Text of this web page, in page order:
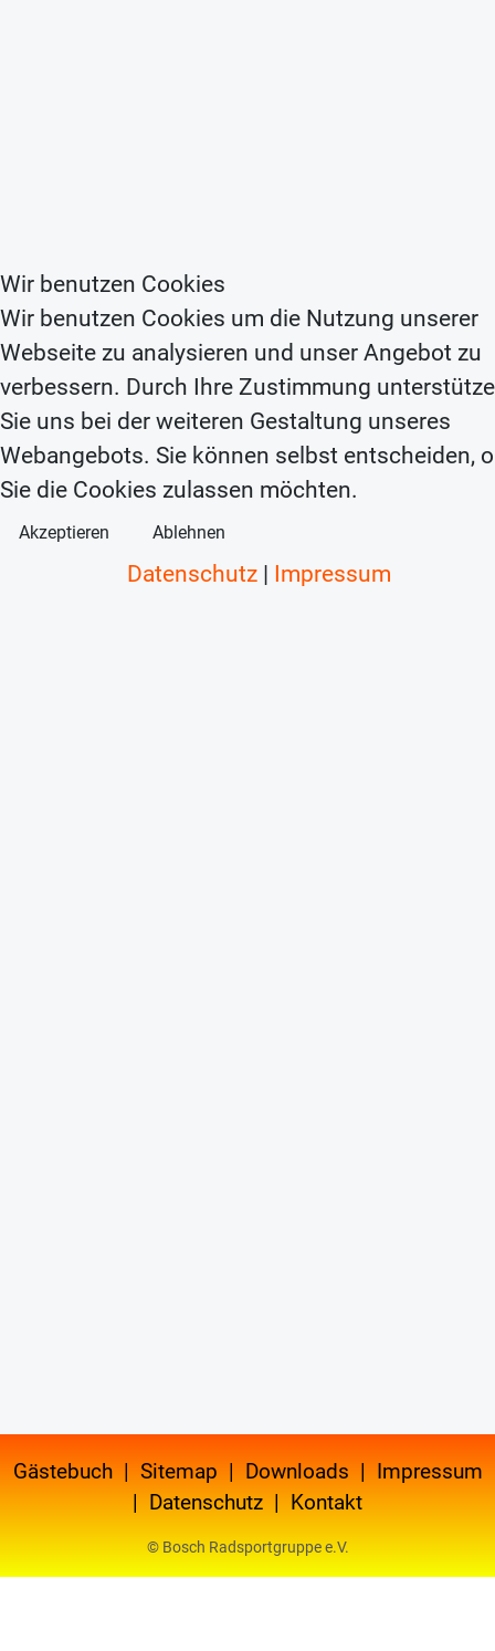
Gästebuch| Sitemap | Downloads | Impressum
| Datenschutz | Kontakt
© Bosch Radsportgruppe e.V.
Wir benutzen Cookies
Wir benutzen Cookies um die Nutzung unserer
Webseite zu analysieren und unser Angebot zu
verbessern. Durch Ihre Zustimmung
Sie uns bei der weiteren Gestaltung unseres
Webangebots. Sie können selbst entscheiden,
Sie die Cookies zulassen möchten.
Akzeptieren Ablehnen
Datenschutz| Impressum